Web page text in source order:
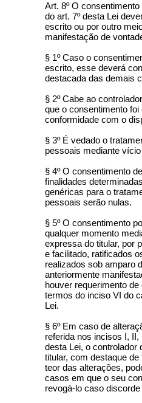
Art. 8º O
do art. 7º desta Lei
escrito ou por outro
manifestação de
§ 1º Caso o
escrito, esse deverá
destacada das demais
§ 2º Cabe ao
que o consentimento foi
conformidade com o
§ 3º É vedado o
pessoais mediante
§ 4º O consentimento
finalidades
genéricas para o
pessoais serão nulas.
§ 5º O consentimento
qualquer momento
expressa do titular, por
e facilitado, ratificados
realizados sob amparo
anteriormente
houver requerimento
termos do inciso VI do
Lei.
§ 6º Em caso de
referida nos incisos I, II,
desta Lei, o controlador
titular, com destaque
teor das alterações,
casos em que o seu
revogá-lo caso